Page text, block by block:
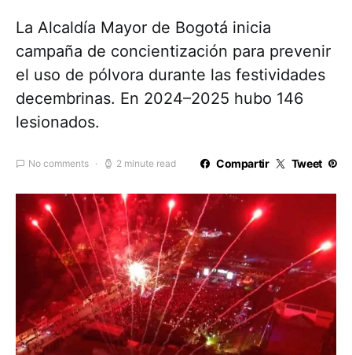
La Alcaldía Mayor de Bogotá inicia
campaña de concientización para prevenir
el uso de pólvora durante las festividades
decembrinas. En 2024–2025 hubo 146
lesionados.
No comments 2 minute read Compartir Tweet